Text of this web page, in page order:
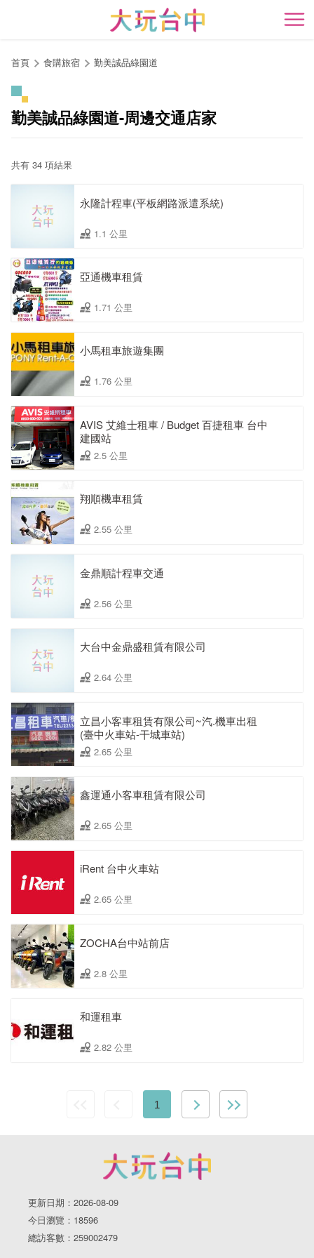
開
首頁 食購旅宿 勤美誠品綠園道
勤美誠品綠園道-周邊交通店家
共有 34 項結果
永隆計程車(平板網路派遣系統)
1.1 公里
亞通機車租賃
1.71 公里
小馬租車旅遊集團
1.76 公里
AVIS 艾維士租車 / Budget 百捷租車 台中
建國站
2.5 公里
翔順機車租賃
2.55 公里
金鼎順計程車交通
2.56 公里
大台中金鼎盛租賃有限公司
2.64 公里
立昌小客車租賃有限公司~汽.機車出租
(臺中火車站-干城車站)
2.65 公里
鑫運通小客車租賃有限公司
2.65 公里
iRent 台中火車站
2.65 公里
ZOCHA台中站前店
2.8 公里
和運租車
2.82 公里
1
更新日期：2026-08-09
今日瀏覽：18596
總訪客數：259002479